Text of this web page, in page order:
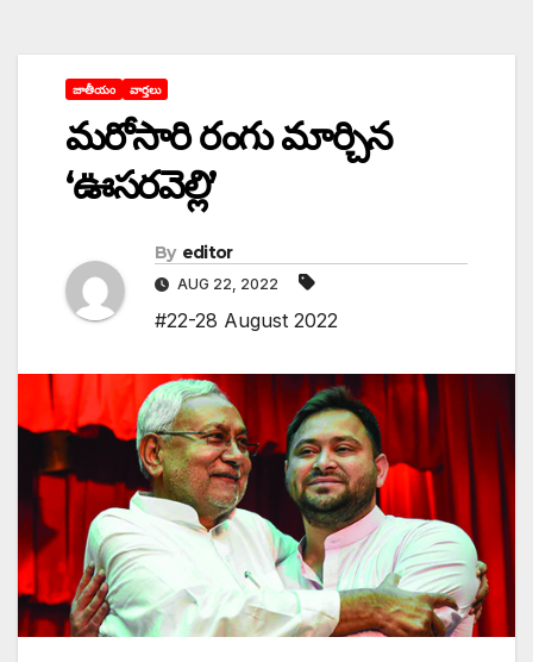
జాతీయం వార్తలు
మరోసారి రంగు మార్చిన
‘ఊసరవెల్లి’
By editor
AUG 22, 2022
#22-28 August 2022